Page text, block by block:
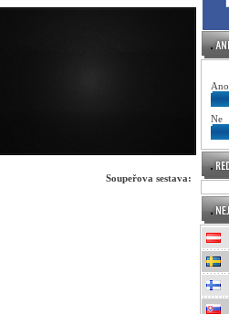
Soupeřova sestava:
Ano
Ne